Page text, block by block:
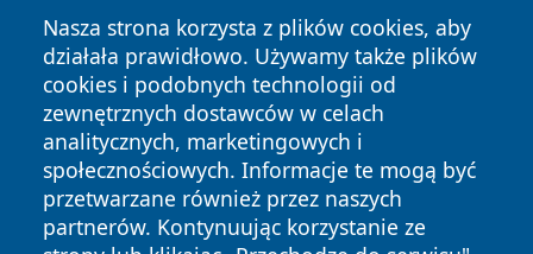
Nasza strona korzysta z plików cookies, aby
działała prawidłowo. Używamy także plików
cookies i podobnych technologii od
zewnętrznych dostawców w celach
analitycznych, marketingowych i
społecznościowych. Informacje te mogą być
przetwarzane również przez naszych
partnerów. Kontynuując korzystanie ze
Copyright © 2026 przemyslonline.pl Wszystkie prawa
zastrzeżone.
News Autorzy
Polityka
Polityka